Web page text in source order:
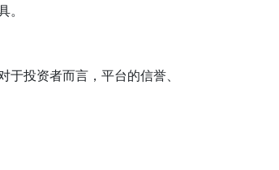
投资者而言，平台的信誉、